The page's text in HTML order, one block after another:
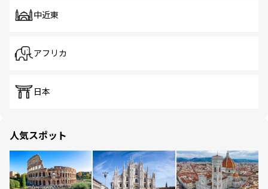
中近東
アフリカ
日本
人気スポット